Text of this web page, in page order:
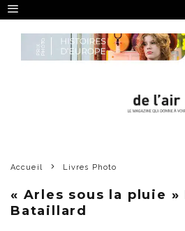
Accueil Livres Photo
« Arles sous la pluie »
Bataillard